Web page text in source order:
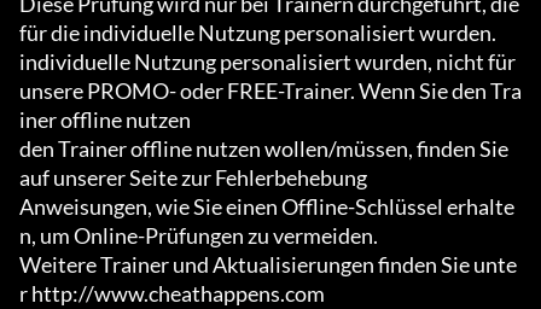
für die individuelle Nutzung personalisiert wurden.
individuelle Nutzung personalisiert wurden, nicht für
unsere PROMO- oder FREE-Trainer. Wenn Sie den Tra
iner offline nutzen
den Trainer offline nutzen wollen/müssen, finden Sie
auf unserer Seite zur Fehlerbehebung
Anweisungen, wie Sie einen Offline-Schlüssel erhalte
n, um Online-Prüfungen zu vermeiden.
Weitere Trainer und Aktualisierungen finden Sie unte
r http://www.cheathappens.com